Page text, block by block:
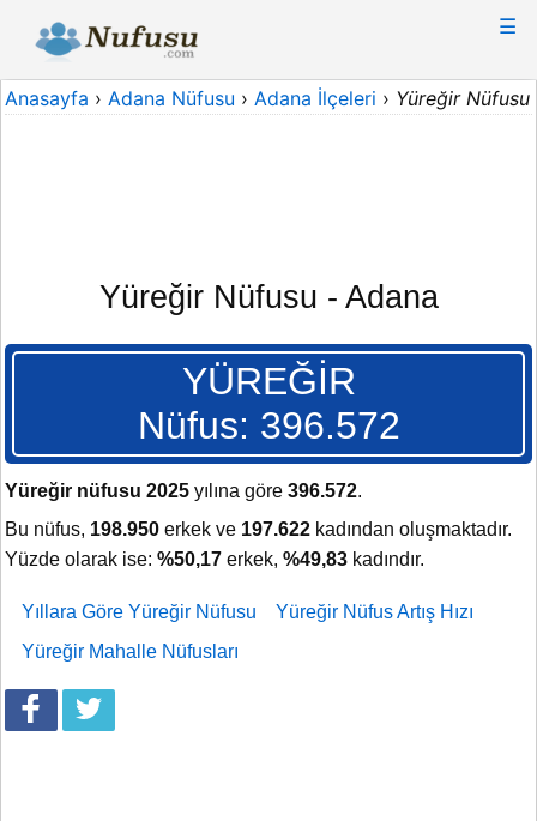
☰
Anasayfa › Adana Nüfusu › Adana İlçeleri › Yüreğir Nüfusu
Yüreğir Nüfusu - Adana
YÜREĞİR
Nüfus: 396.572
Yüreğir nüfusu 2025 yılına göre 396.572.
Bu nüfus, 198.950 erkek ve 197.622 kadından oluşmaktadır.
Yüzde olarak ise: %50,17 erkek, %49,83 kadındır.
Yıllara Göre Yüreğir Nüfusu
Yüreğir Nüfus Artış Hızı
Yüreğir Mahalle Nüfusları